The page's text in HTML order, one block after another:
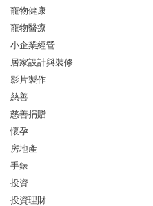
寵物健康
寵物醫療
小企業經營
居家設計與裝修
影片製作
慈善
慈善捐贈
懷孕
房地產
手錶
投資
投資理財